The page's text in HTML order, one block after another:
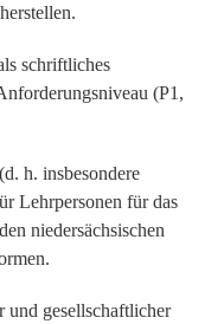
schriftliches
(P1,
h. insbesondere
Lehrpersonen für das
niedersächsischen
und gesellschaftlicher